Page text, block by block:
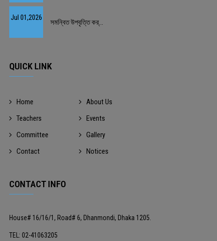
Jul 01,2026
সমন্বিত উপবৃত্তি কর্...
QUICK LINK
Home
About Us
Teachers
Events
Committee
Gallery
Contact
Notices
CONTACT INFO
House# 16/16/1, Road# 6, Dhanmondi, Dhaka 1205.
TEL: 02-41063205